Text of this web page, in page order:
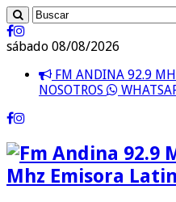
sábado 08/08/2026
FM ANDINA 92.9
NOSOTROS
Mhz Emisora